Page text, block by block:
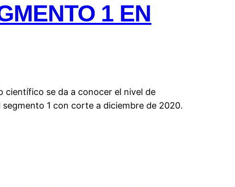
1 EN
científico se da a conocer el nivel de
1 con corte a diciembre de 2020.